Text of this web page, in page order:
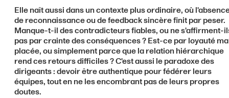
Elle naît aussi dans un contexte plus ordinaire, où
de reconnaissance ou de feedback sincère finit par peser.
Manque-t-il des contradicteurs fiables, ou ne s'affirment-
pas par crainte des conséquences ? Est-ce par loyauté
placée, ou simplement parce que la relation hiérarchique
rend ces retours difficiles ? C'est aussi le paradoxe des
dirigeants : devoir être authentique pour fédérer leurs
équipes, tout en ne les encombrant pas de leurs propres
doutes.